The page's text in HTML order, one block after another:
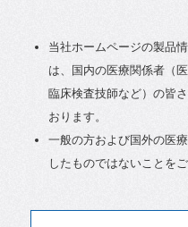
当社ホームページの製品
は、国内の医療関係者（
臨床検査技師など）の皆
おります。
一般の方および国外の医
したものではないことを